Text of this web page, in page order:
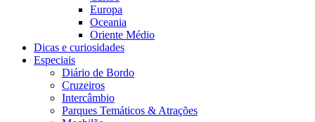
Europa
Oceania
Oriente Médio
Dicas e curiosidades
Especiais
Diário de Bordo
Cruzeiros
Intercâmbio
Parques Temáticos & Atrações